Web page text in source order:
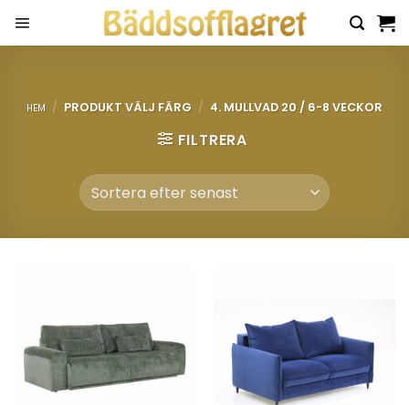
HEM / PRODUKT VÄLJ FÄRG / 4. MULLVAD 20 / 6-8 VECKOR
FILTRERA